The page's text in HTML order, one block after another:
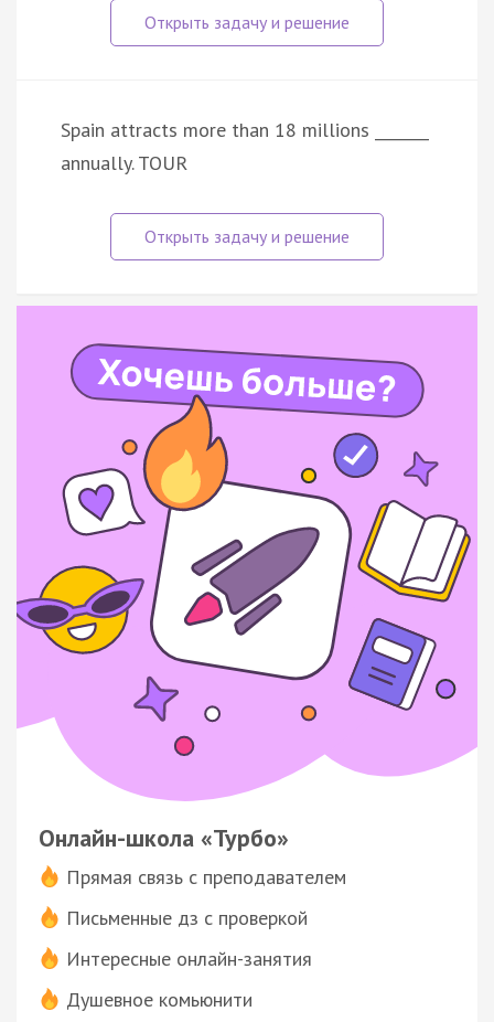
Spain attracts more than 18 millions _______
annually. TOUR
Онлайн-школа «Турбо»
Прямая связь с преподавателем
Письменные дз с проверкой
Интересные онлайн-занятия
Душевное комьюнити